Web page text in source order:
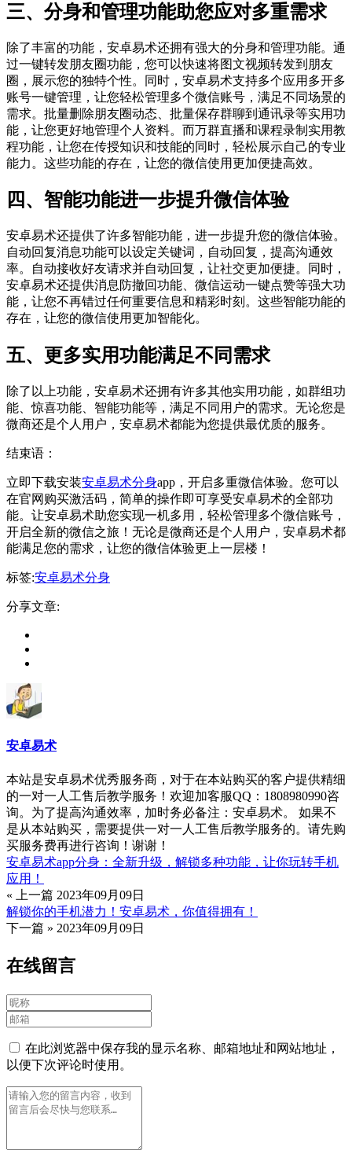
三、分身和管理功能助您应对多重需求
除了丰富的功能，安卓易术还拥有强大的分身和管理功能。通
过一键转发朋友圈功能，您可以快速将图文视频转发到朋友
圈，展示您的独特个性。同时，安卓易术支持多个应用多开多
账号一键管理，让您轻松管理多个微信账号，满足不同场景的
需求。批量删除朋友圈动态、批量保存群聊到通讯录等实用功
能，让您更好地管理个人资料。而万群直播和课程录制实用教
程功能，让您在传授知识和技能的同时，轻松展示自己的专业
能力。这些功能的存在，让您的微信使用更加便捷高效。
四、智能功能进一步提升微信体验
安卓易术还提供了许多智能功能，进一步提升您的微信体验。
自动回复消息功能可以设定关键词，自动回复，提高沟通效
率。自动接收好友请求并自动回复，让社交更加便捷。同时，
安卓易术还提供消息防撤回功能、微信运动一键点赞等强大功
能，让您不再错过任何重要信息和精彩时刻。这些智能功能的
存在，让您的微信使用更加智能化。
五、更多实用功能满足不同需求
除了以上功能，安卓易术还拥有许多其他实用功能，如群组功
能、惊喜功能、智能功能等，满足不同用户的需求。无论您是
微商还是个人用户，安卓易术都能为您提供最优质的服务。
结束语：
立即下载安装安卓易术分身app，开启多重微信体验。您可以
在官网购买激活码，简单的操作即可享受安卓易术的全部功
能。让安卓易术助您实现一机多用，轻松管理多个微信账号，
开启全新的微信之旅！无论是微商还是个人用户，安卓易术都
能满足您的需求，让您的微信体验更上一层楼！
标签:安卓易术分身
分享文章:
安卓易术
本站是安卓易术优秀服务商，对于在本站购买的客户提供精细
的一对一人工售后教学服务！欢迎加客服QQ：1808980990咨
询。为了提高沟通效率，加时务必备注：安卓易术。 如果不
是从本站购买，需要提供一对一人工售后教学服务的。请先购
买服务费再进行咨询！谢谢！
安卓易术app分身：全新升级，解锁多种功能，让你玩转手机
应用！
« 上一篇 2023年09月09日
解锁你的手机潜力！安卓易术，你值得拥有！
下一篇 » 2023年09月09日
在线留言
在此浏览器中保存我的显示名称、邮箱地址和网站地址，
以便下次评论时使用。